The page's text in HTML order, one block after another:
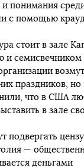
понимания
с помощью
стоит в зале
и семисвечником
праздников, но
что в США
в зале
подвергать
—
деньгами